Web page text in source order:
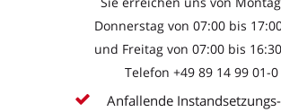
Donnerstag von 07:00 bis
und Freitag von 07:00 bis
Telefon +49 89 14 99 01-0
Anfallende